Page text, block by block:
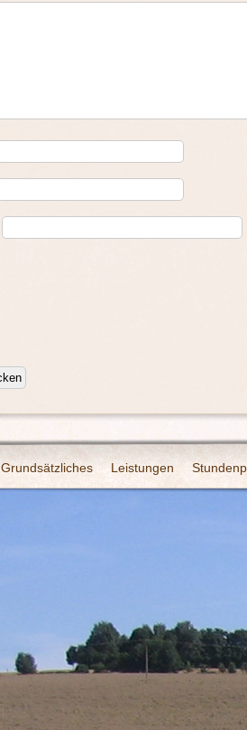
Grundsätzliches Leistungen